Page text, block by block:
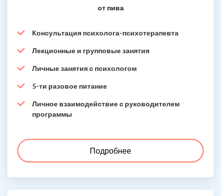
от пива
Консультация психолога-психотерапевта
Лекционные и групповые занятия
Личные занятия с психологом
5-ти разовое питание
Личное взаимодействие с руководителем
программы
Подробнее